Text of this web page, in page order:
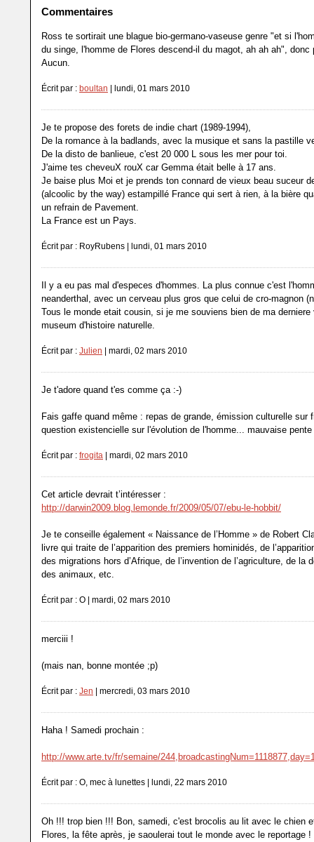
Commentaires
Ross te sortirait une blague bio-germano-vaseuse genre "et si
du singe, l'homme de Flores descend-il du magot, ah ah ah", donc
Aucun.
Écrit par : boultan | lundi, 01 mars 2010
Je te propose des forets de indie chart (1989-1994),
De la romance à la badlands, avec la musique et sans la pastille
De la disto de banlieue, c'est 20 000 L sous les mer pour toi.
J'aime tes cheveuX rouX car Gemma était belle à 17 ans.
Je baise plus Moi et je prends ton connard de vieux beau suceur
(alcoolic by the way) estampillé France qui sert à rien, à la bière
un refrain de Pavement.
La France est un Pays.
Écrit par : RoyRubens | lundi, 01 mars 2010
Il y a eu pas mal d'especes d'hommes. La plus connue c'est
neanderthal, avec un cerveau plus gros que celui de cro-magnon
Tous le monde etait cousin, si je me souviens bien de ma derniere
museum d'histoire naturelle.
Écrit par : Julien | mardi, 02 mars 2010
Je t'adore quand t'es comme ça :-)
Fais gaffe quand même : repas de grande, émission culturelle sur
question existencielle sur l'évolution de l'homme... mauvaise pente
Écrit par : frogita | mardi, 02 mars 2010
Cet article devrait t’intéresser :
http://darwin2009.blog.lemonde.fr/2009/05/07/ebu-le-hobbit/
Je te conseille également « Naissance de l’Homme » de Robert
livre qui traite de l’apparition des premiers hominidés, de
des migrations hors d’Afrique, de l’invention de l’agriculture, de la
des animaux, etc.
Écrit par : O | mardi, 02 mars 2010
merciii !
(mais nan, bonne montée ;p)
Écrit par : Jen | mercredi, 03 mars 2010
Haha ! Samedi prochain :
http://www.arte.tv/fr/semaine/
Écrit par : O, mec à lunettes | lundi, 22 mars 2010
Oh !!! trop bien !!! Bon, samedi, c'est brocolis au lit avec le chien
Flores, la fête après, je saoulerai tout le monde avec le reportage !